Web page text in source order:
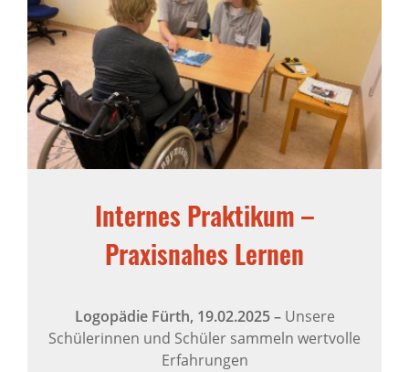
Internes Praktikum –
Praxisnahes Lernen
Logopädie Fürth, 19.02.2025–Unsere
Schülerinnen und Schüler sammeln wertvolle
Erfahrungen